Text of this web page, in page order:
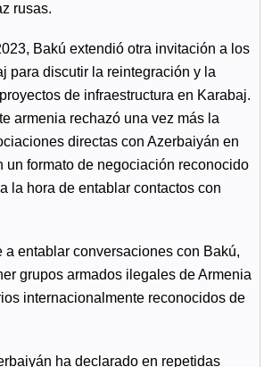
rusas.
Bakú extendió otra invitación a los
para discutir la reintegración y la
de infraestructura en Karabaj.
armenia rechazó una vez más la
directas con Azerbaiyán en
un formato de negociación reconocido
la hora de entablar contactos con
a entablar conversaciones con Bakú,
grupos armados ilegales de Armenia
internacionalmente reconocidos de
ha declarado en repetidas